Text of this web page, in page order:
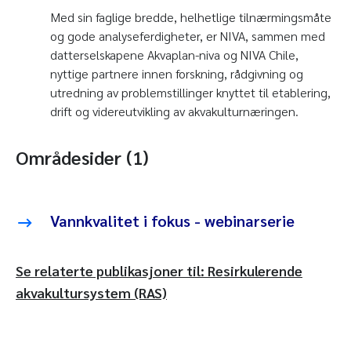
Med sin faglige bredde, helhetlige tilnærmingsmåte
og gode analyseferdigheter, er NIVA, sammen med
datterselskapene Akvaplan-niva og NIVA Chile,
nyttige partnere innen forskning, rådgivning og
utredning av problemstillinger knyttet til etablering,
drift og videreutvikling av akvakulturnæringen.
Områdesider (1)
Vannkvalitet i fokus - webinarserie
Se relaterte publikasjoner til: Resirkulerende
akvakultursystem (RAS)